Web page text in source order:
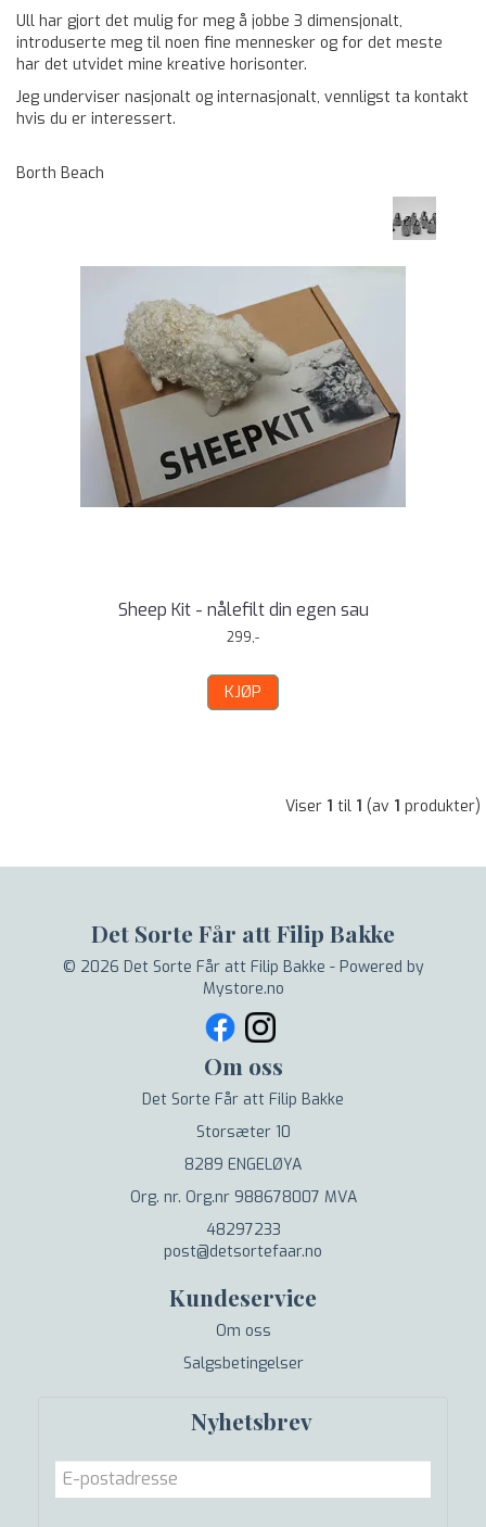
Ull har gjort det mulig for meg å jobbe 3 dimensjonalt,
introduserte meg til noen fine mennesker og for det meste
har det utvidet mine kreative horisonter.
Jeg underviser nasjonalt og internasjonalt, vennligst ta kontakt
hvis du er interessert.
Borth Beach
Sheep Kit - nålefilt din egen sau
299,-
KJØP
Viser 1 til 1 (av 1 produkter)
Det Sorte Får att Filip Bakke
© 2026 Det Sorte Får att Filip Bakke - Powered by
Mystore.no
Om oss
Det Sorte Får att Filip Bakke
Storsæter 10
8289 ENGELØYA
Org. nr. Org.nr 988678007 MVA
48297233
post@detsortefaar.no
Kundeservice
Om oss
Salgsbetingelser
Nyhetsbrev